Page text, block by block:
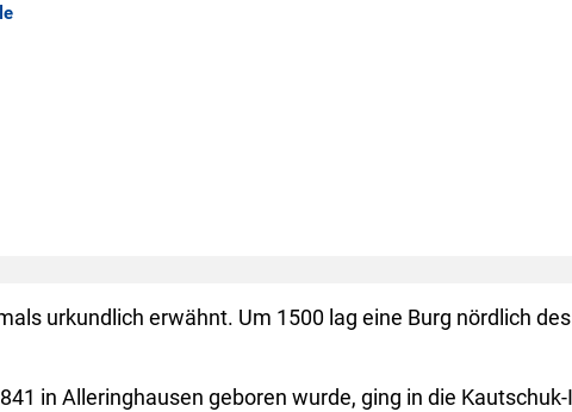
urkundlich erwähnt. Um 1500 lag eine Burg nördlich
in Alleringhausen geboren wurde, ging in die